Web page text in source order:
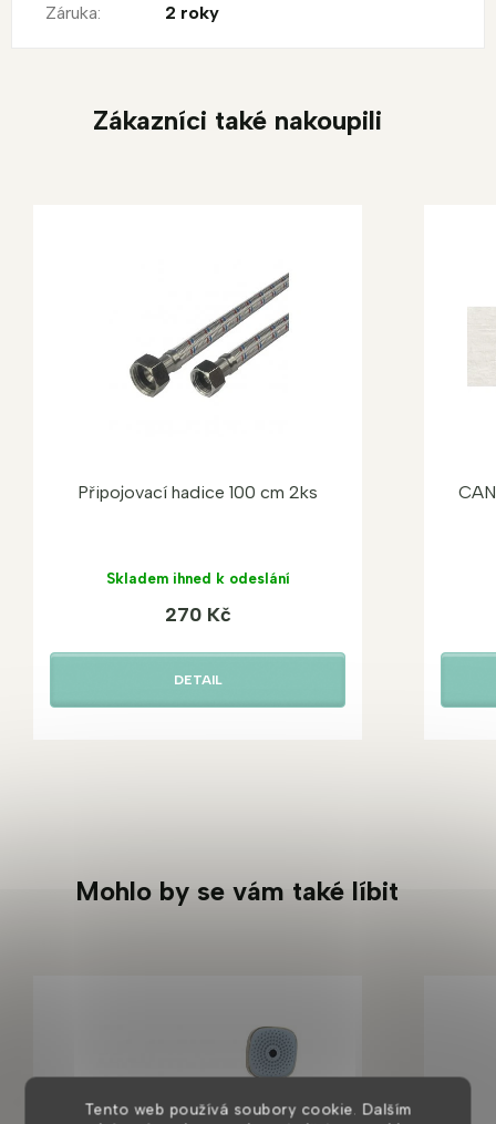
Tento web používá soubory cookie. Dalším
Záruka: 2 roky
Zákazníci také nakoupili
Připojovací hadice 100 cm 2ks
Skladem ihned k odeslání
270 Kč
DETAIL
Mohlo by se vám také líbit